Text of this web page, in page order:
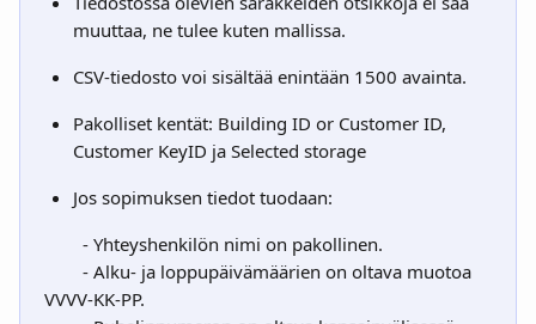
muuttaa, ne tulee kuten mallissa.
CSV-tiedosto voi sisältää enintään 1500 avainta.
Pakolliset kentät: Building ID or Customer ID,
Customer KeyID ja Selected storage
Jos sopimuksen tiedot tuodaan:
        - Yhteyshenkilön nimi on pakollinen.
VVVV-KK-PP.